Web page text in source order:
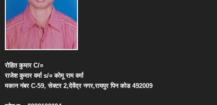
रोहित कुमारC/०
राजेश कुमार वर्माs/० कोमू राम वर्मा
मकान नंबरC-59,सेक्टर2,देवेंद्र नगर,रायपुर पिन कोड492009